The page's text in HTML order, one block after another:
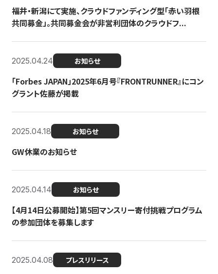
福井・新潟にて実施、クラウドファンディング型「赤い羽根
共同募金」。共同募金会が非営利団体のクラウドフ...
2025.04.24 お知らせ
「Forbes JAPAN」2025年6月号『FRONTRUNNER』にコン
グラント佐藤が掲載
2025.04.18 お知らせ
GW休業のお知らせ
2025.04.14 お知らせ
【4月14日公募開始】第5回マンスリー寄付挑戦プログラム
の参加団体を募集します
2025.04.08 プレスリリース